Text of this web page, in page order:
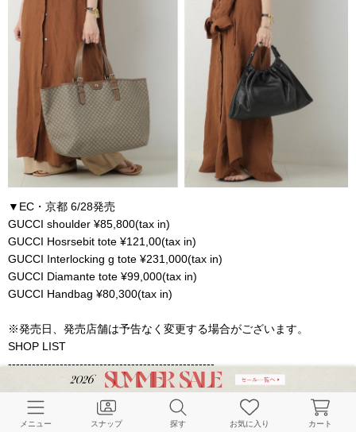
▼EC・京都 6/28発売
GUCCI shoulder ¥85,800(tax in)
GUCCI Hosrsebit tote ¥121,00(tax in)
GUCCI Interlocking g tote ¥231,000(tax in)
GUCCI Diamante tote ¥99,000(tax in)
GUCCI Handbag ¥80,300(tax in)
※発売日、発売店舗は予告なく変更する場合がございます。
SHOP LIST
----------------------------------------------------
青山本店 03-5778-9440
ルミネ新宿店 03-5909-5125
メニュー スナップ 探す お気に入り カート